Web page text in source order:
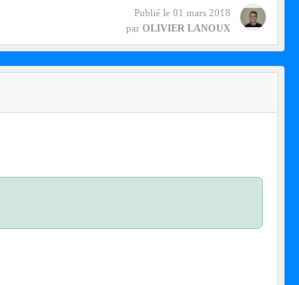
Publié le 01 mars 2018
par OLIVIER LANOUX